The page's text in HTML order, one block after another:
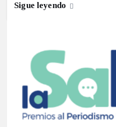
Sigue leyendo